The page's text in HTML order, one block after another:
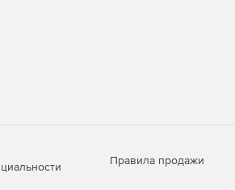
Правила продажи